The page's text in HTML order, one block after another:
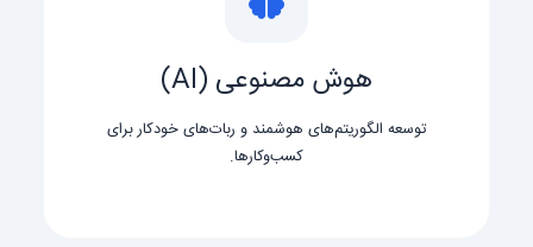
هوش مصنوعی (AI)
توسعه الگوریتم‌های هوشمند و ربات‌های خودکار برای
کسب‌وکارها.